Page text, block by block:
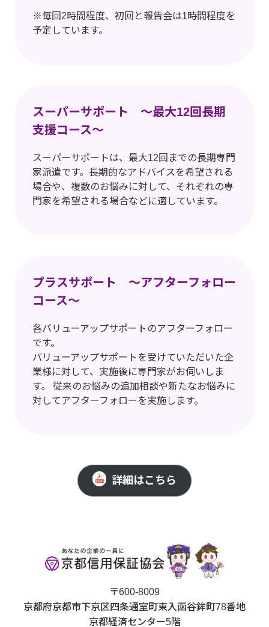
※毎回2時間程度、初回と報告会は1時間程度を
予定しています。
スーパーサポート ～最大12回長期
支援コース～
スーパーサポートは、最大12回までの長期専門
家派遣です。長期的なアドバイスを希望される
場合や、複数のお悩みに対して、それぞれの専
門家を希望される場合などに適しています。
プラスサポート 〜アフターフォロー
コース〜
各バリューアップサポートのアフターフォロー
です。
バリューアップサポートを受けていただいた企
業様に対して、実施後に専門家がお伺いしま
す。 従来のお悩みの追加相談や新たなお悩みに
対してアフターフォローを実施します。
詳細はこちら
〒600-8009
京都府京都市下京区四条通室町東入函谷鉾町78番地
京都経済センター5階